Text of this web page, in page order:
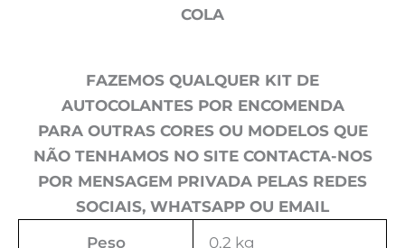
COLA
FAZEMOS QUALQUER KIT DE
AUTOCOLANTES POR ENCOMENDA
PARA OUTRAS CORES OU MODELOS QUE
NÃO TENHAMOS NO SITE CONTACTA-NOS
POR MENSAGEM PRIVADA PELAS REDES
SOCIAIS, WHATSAPP OU EMAIL
Peso
0,2 kg